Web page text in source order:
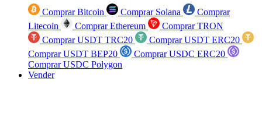
Comprar Bitcoin Comprar Solana
Comprar
Litecoin
Comprar Ethereum
Comprar TRON
Comprar USDT TRC20
Comprar USDT ERC20
Comprar USDT BEP20
Comprar USDC ERC20
Comprar USDC Polygon
Vender